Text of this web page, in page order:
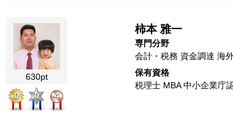
630pt
0
0 4
柿本 雅一
専門分野
会計・税務 資金調達 海
保有資格
税理士 MBA 中小企業庁